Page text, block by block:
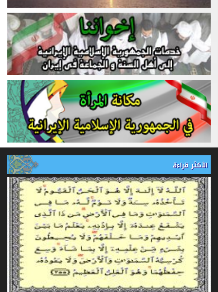
الأكثر قراءة